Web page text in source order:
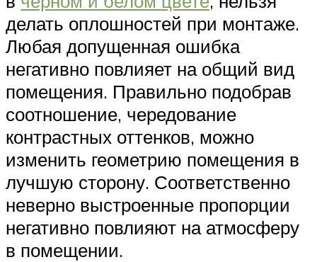
делать оплошностей при монтаже.
Любая допущенная ошибка
негативно повлияет на общий вид
помещения. Правильно подобрав
соотношение, чередование
контрастных оттенков, можно
изменить геометрию помещения в
лучшую сторону. Соответственно
неверно выстроенные пропорции
негативно повлияют на атмосферу
в помещении.